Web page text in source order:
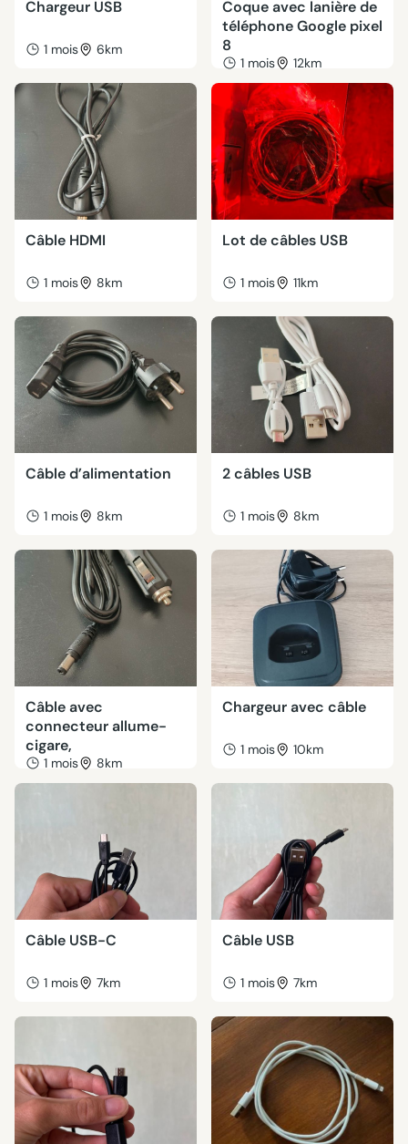
Chargeur USB
1 mois 6km
Coque avec lanière de
téléphone Google pixel
8
1 mois 12km
Câble HDMI
1 mois 8km
Lot de câbles USB
1 mois 11km
Câble d’alimentation
1 mois 8km
2 câbles USB
1 mois 8km
Câble avec
connecteur allume-
cigare,
1 mois 8km
Chargeur avec câble
1 mois 10km
Câble USB-C
1 mois 7km
Câble USB
1 mois 7km